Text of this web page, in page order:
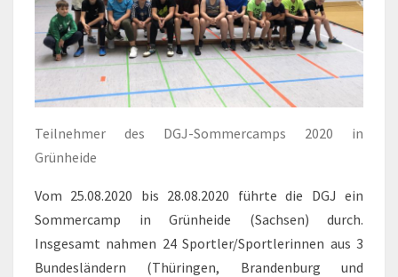
Teilnehmer des DGJ-Sommercamps 2020 in
Grünheide
Vom 25.08.2020 bis 28.08.2020 führte die DGJ ein
Sommercamp in Grünheide (Sachsen) durch.
Insgesamt nahmen 24 Sportler/Sportlerinnen aus 3
Bundesländern (Thüringen, Brandenburg und